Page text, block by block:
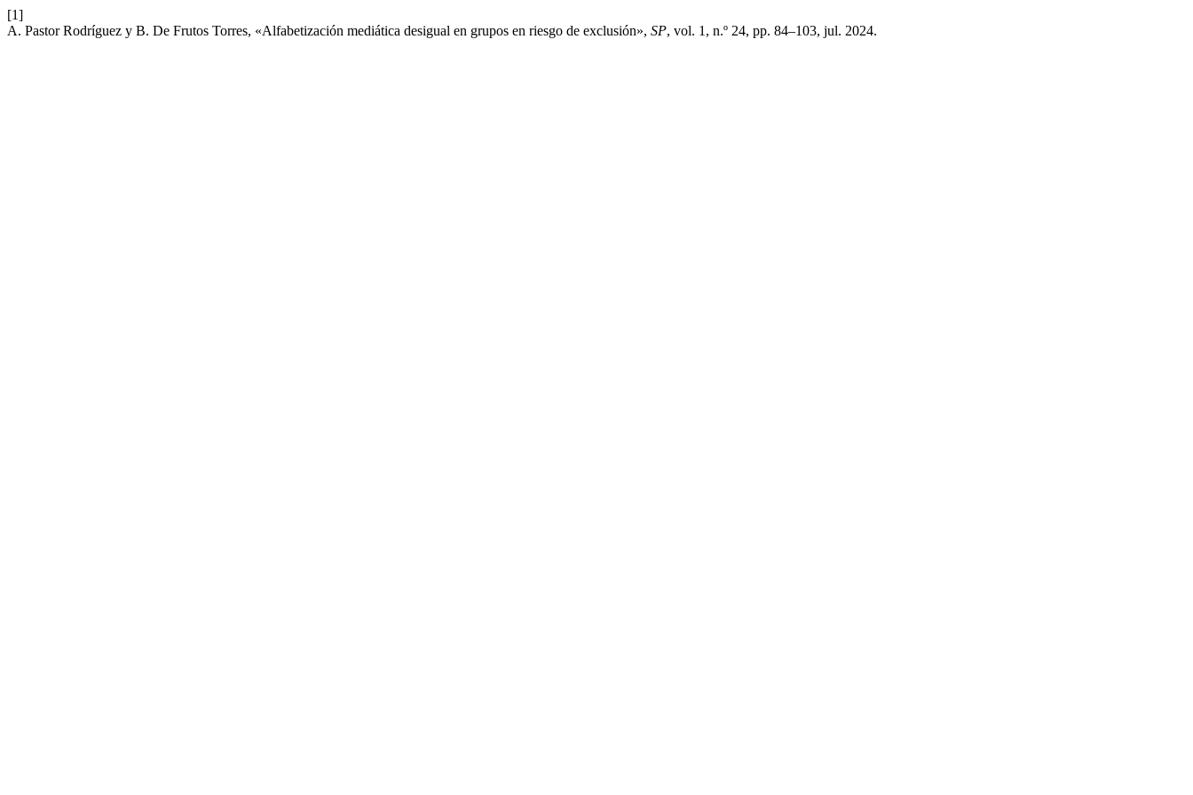
[1]
A. Pastor Rodríguez y B. De Frutos Torres, «Alfabetización mediática desigual en grupos en riesgo de exclusión», SP, vol. 1, n.º 24, pp. 84–103, jul. 2024.